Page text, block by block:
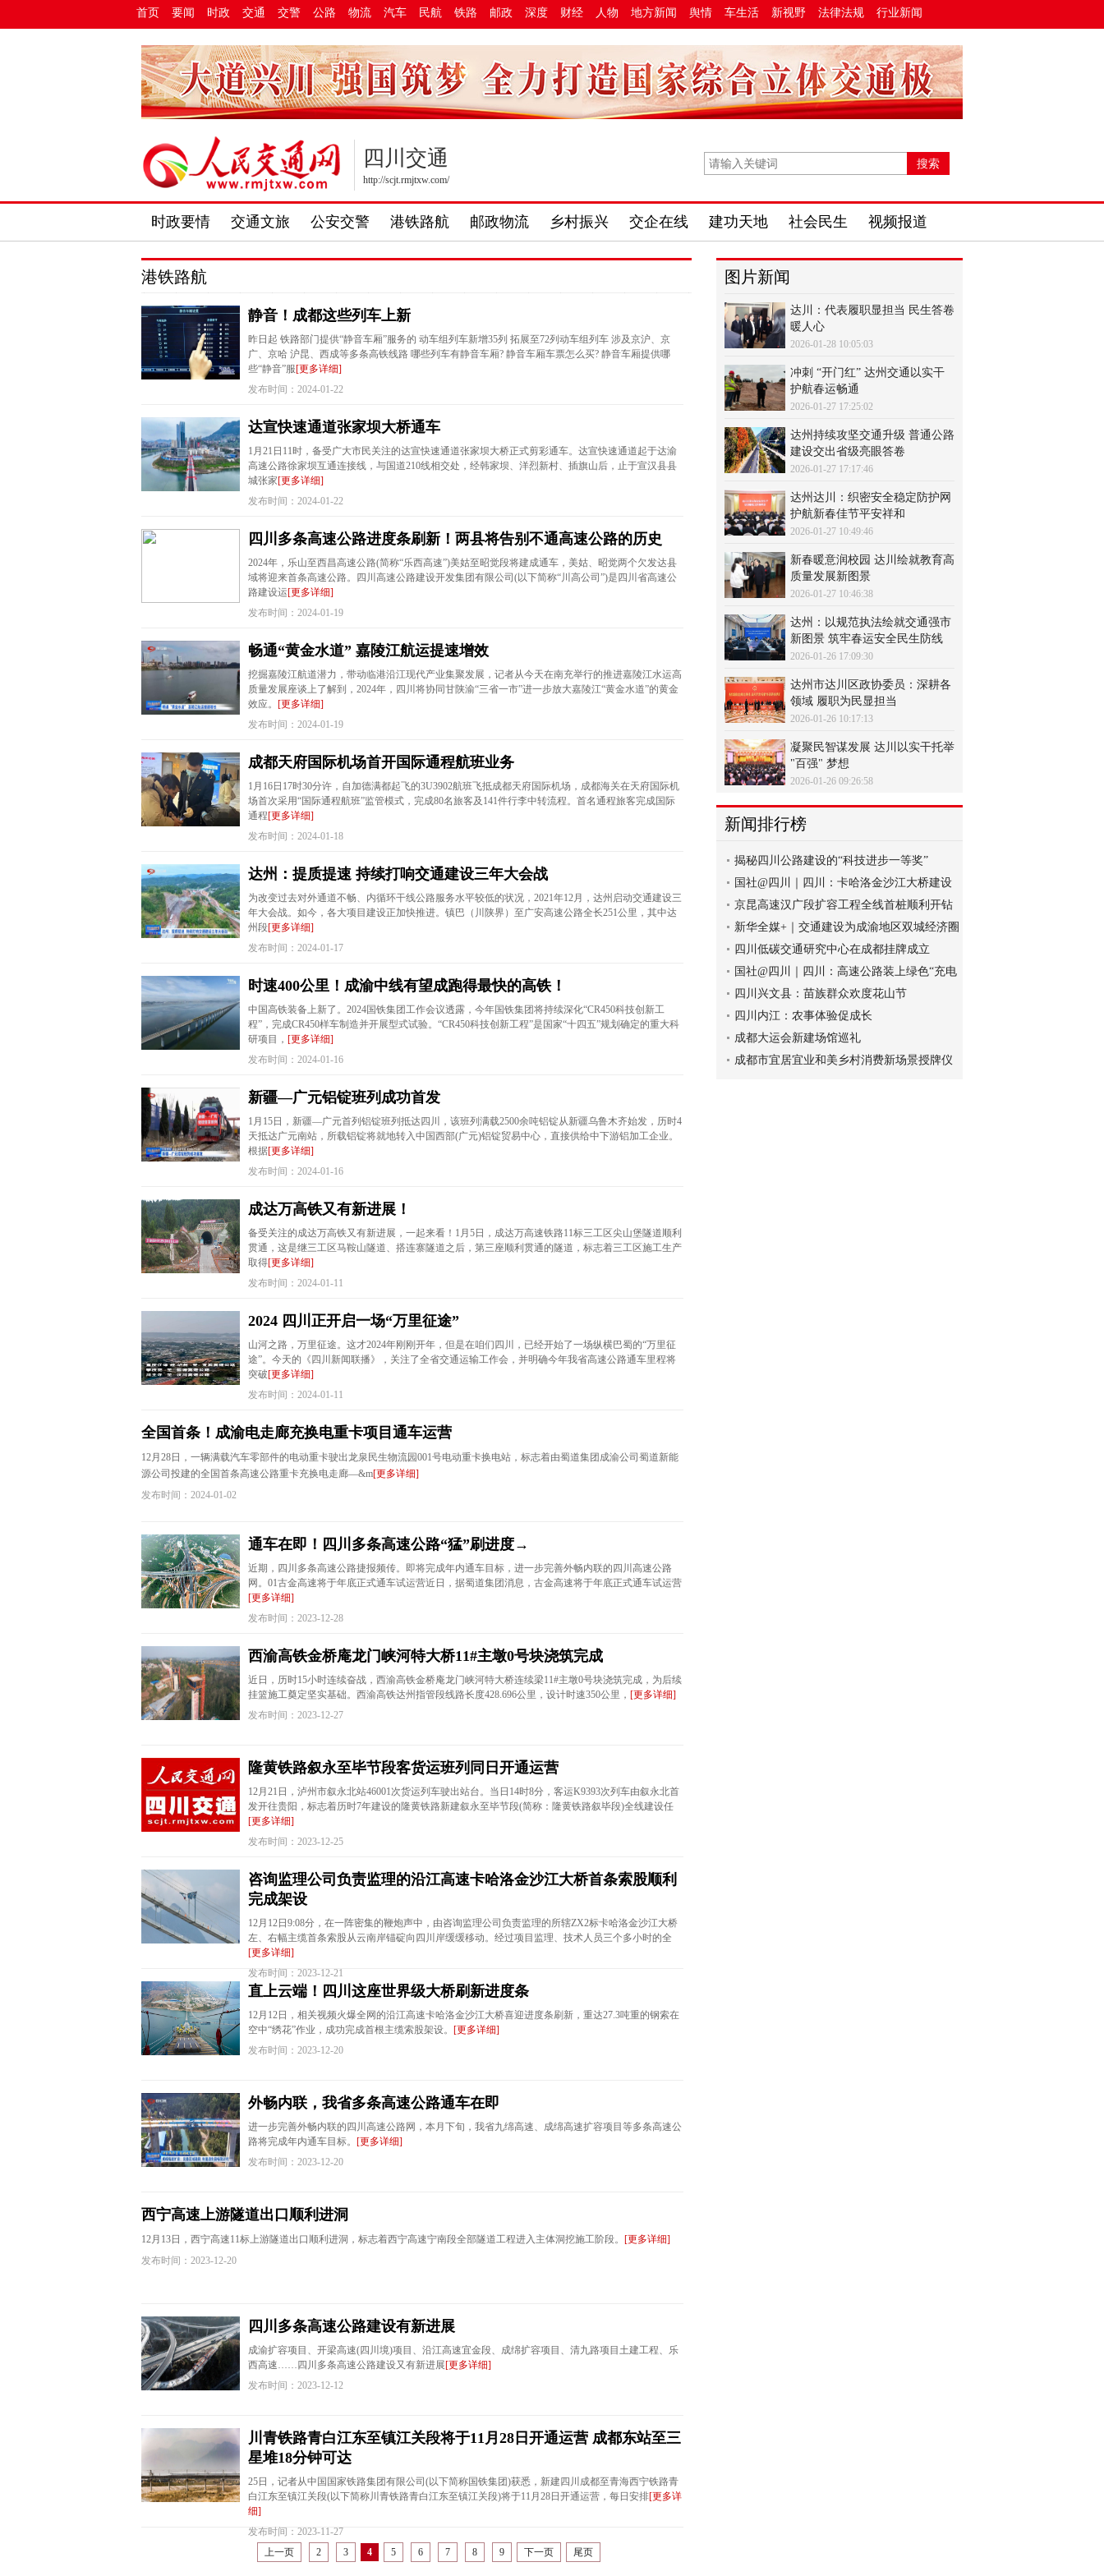
首页 要闻 时政 交通 交警 公路 物流 汽车 民航 铁路 邮政 深度 财经 人物 地方新闻 舆情 车生活 新视野 法律法规 行业新闻
四川交通
http://scjt.rmjtxw.com/
时政要情 交通文旅 公安交警 港铁路航 邮政物流 乡村振兴 交企在线 建功天地 社会民生 视频报道
港铁路航
静音！成都这些列车上新
昨日起 铁路部门提供“静音车厢”服务的 动车组列车新增35列 拓展至72列动车组列车 涉及京沪、京
广、京哈 沪昆、西成等多条高铁线路 哪些列车有静音车厢? 静音车厢车票怎么买? 静音车厢提供哪
些“静音”服[更多详细]
发布时间：2024-01-22
达宣快速通道张家坝大桥通车
1月21日11时，备受广大市民关注的达宣快速通道张家坝大桥正式剪彩通车。达宣快速通道起于达渝
高速公路徐家坝互通连接线，与国道210线相交处，经韩家坝、洋烈新村、插旗山后，止于宣汉县县
城张家[更多详细]
发布时间：2024-01-22
四川多条高速公路进度条刷新！两县将告别不通高速公路的历史
2024年，乐山至西昌高速公路(简称“乐西高速”)美姑至昭觉段将建成通车，美姑、昭觉两个欠发达县
域将迎来首条高速公路。四川高速公路建设开发集团有限公司(以下简称“川高公司”)是四川省高速公
路建设运[更多详细]
发布时间：2024-01-19
畅通“黄金水道” 嘉陵江航运提速增效
挖掘嘉陵江航道潜力，带动临港沿江现代产业集聚发展，记者从今天在南充举行的推进嘉陵江水运高
质量发展座谈上了解到，2024年，四川将协同甘陕渝“三省一市”进一步放大嘉陵江“黄金水道”的黄金
效应。 [更多详细]
发布时间：2024-01-19
成都天府国际机场首开国际通程航班业务
1月16日17时30分许，自加德满都起飞的3U3902航班飞抵成都天府国际机场，成都海关在天府国际机
场首次采用“国际通程航班”监管模式，完成80名旅客及141件行李中转流程。首名通程旅客完成国际
通程[更多详细]
发布时间：2024-01-18
达州：提质提速 持续打响交通建设三年大会战
为改变过去对外通道不畅、内循环干线公路服务水平较低的状况，2021年12月，达州启动交通建设三
年大会战。如今，各大项目建设正加快推进。镇巴（川陕界）至广安高速公路全长251公里，其中达
州段[更多详细]
发布时间：2024-01-17
时速400公里！成渝中线有望成跑得最快的高铁！
中国高铁装备上新了。2024国铁集团工作会议透露，今年国铁集团将持续深化“CR450科技创新工
程”，完成CR450样车制造并开展型式试验。“CR450科技创新工程”是国家“十四五”规划确定的重大科
研项目， [更多详细]
发布时间：2024-01-16
新疆—广元铝锭班列成功首发
1月15日，新疆—广元首列铝锭班列抵达四川，该班列满载2500余吨铝锭从新疆乌鲁木齐始发，历时4
天抵达广元南站，所载铝锭将就地转入中国西部(广元)铝锭贸易中心，直接供给中下游铝加工企业。
根据[更多详细]
发布时间：2024-01-16
成达万高铁又有新进展！
备受关注的成达万高铁又有新进展，一起来看！1月5日，成达万高速铁路11标三工区尖山堡隧道顺利
贯通，这是继三工区马鞍山隧道、搭连寨隧道之后，第三座顺利贯通的隧道，标志着三工区施工生产
取得[更多详细]
发布时间：2024-01-11
2024 四川正开启一场“万里征途”
山河之路，万里征途。这才2024年刚刚开年，但是在咱们四川，已经开始了一场纵横巴蜀的“万里征
途”。今天的《四川新闻联播》，关注了全省交通运输工作会，并明确今年我省高速公路通车里程将
突破[更多详细]
发布时间：2024-01-11
全国首条！成渝电走廊充换电重卡项目通车运营
12月28日，一辆满载汽车零部件的电动重卡驶出龙泉民生物流园001号电动重卡换电站，标志着由蜀道集团成渝公司蜀道新能
源公司投建的全国首条高速公路重卡充换电走廊—&m[更多详细]
发布时间：2024-01-02
通车在即！四川多条高速公路“猛”刷进度→
近期，四川多条高速公路捷报频传。即将完成年内通车目标，进一步完善外畅内联的四川高速公路
网。01古金高速将于年底正式通车试运营近日，据蜀道集团消息，古金高速将于年底正式通车试运营
[更多详细]
发布时间：2023-12-28
西渝高铁金桥庵龙门峡河特大桥11#主墩0号块浇筑完成
近日，历时15小时连续奋战，西渝高铁金桥庵龙门峡河特大桥连续梁11#主墩0号块浇筑完成，为后续
挂篮施工奠定坚实基础。西渝高铁达州指管段线路长度428.696公里，设计时速350公里， [更多详细]
发布时间：2023-12-27
隆黄铁路叙永至毕节段客货运班列同日开通运营
12月21日，泸州市叙永北站46001次货运列车驶出站台。当日14时8分，客运K9393次列车由叙永北首
发开往贵阳，标志着历时7年建设的隆黄铁路新建叙永至毕节段(简称：隆黄铁路叙毕段)全线建设任
[更多详细]
发布时间：2023-12-25
咨询监理公司负责监理的沿江高速卡哈洛金沙江大桥首条索股顺利
完成架设
12月12日9:08分，在一阵密集的鞭炮声中，由咨询监理公司负责监理的所辖ZX2标卡哈洛金沙江大桥
左、右幅主缆首条索股从云南岸锚碇向四川岸缓缓移动。经过项目监理、技术人员三个多小时的全
[更多详细]
发布时间：2023-12-21
直上云端！四川这座世界级大桥刷新进度条
12月12日，相关视频火爆全网的沿江高速卡哈洛金沙江大桥喜迎进度条刷新，重达27.3吨重的钢索在
空中“绣花”作业，成功完成首根主缆索股架设。 [更多详细]
发布时间：2023-12-20
外畅内联，我省多条高速公路通车在即
进一步完善外畅内联的四川高速公路网，本月下旬，我省九绵高速、成绵高速扩容项目等多条高速公
路将完成年内通车目标。 [更多详细]
发布时间：2023-12-20
西宁高速上游隧道出口顺利进洞
12月13日，西宁高速11标上游隧道出口顺利进洞，标志着西宁高速宁南段全部隧道工程进入主体洞挖施工阶段。 [更多详细]
发布时间：2023-12-20
四川多条高速公路建设有新进展
成渝扩容项目、开梁高速(四川境)项目、沿江高速宜金段、成绵扩容项目、清九路项目土建工程、乐
西高速……四川多条高速公路建设又有新进展[更多详细]
发布时间：2023-12-12
川青铁路青白江东至镇江关段将于11月28日开通运营 成都东站至三
星堆18分钟可达
25日，记者从中国国家铁路集团有限公司(以下简称国铁集团)获悉，新建四川成都至青海西宁铁路青
白江东至镇江关段(以下简称川青铁路青白江东至镇江关段)将于11月28日开通运营，每日安排[更多详
细]
发布时间：2023-11-27
上一页
2 3 4 5 6 7 8 9 下一页 尾页
图片新闻
达川：代表履职显担当 民生答卷
暖人心
2026-01-28 10:05:03
冲刺 “开门红” 达州交通以实干
护航春运畅通
2026-01-27 17:25:02
达州持续攻坚交通升级 普通公路
建设交出省级亮眼答卷
2026-01-27 17:17:46
达州达川：织密安全稳定防护网
护航新春佳节平安祥和
2026-01-27 10:49:46
新春暖意润校园 达川绘就教育高
质量发展新图景
2026-01-27 10:46:38
达州：以规范执法绘就交通强市
新图景 筑牢春运安全民生防线
2026-01-26 17:09:30
达州市达川区政协委员：深耕各
领域 履职为民显担当
2026-01-26 10:17:13
凝聚民智谋发展 达川以实干托举
"百强" 梦想
2026-01-26 09:26:58
新闻排行榜
揭秘四川公路建设的“科技进步一等奖”
国社@四川｜四川：卡哈洛金沙江大桥建设
有序推进
京昆高速汉广段扩容工程全线首桩顺利开钻
新华全媒+｜交通建设为成渝地区双城经济圈
发展“
四川低碳交通研究中心在成都挂牌成立
国社@四川｜四川：高速公路装上绿色“充电
宝”
四川兴文县：苗族群众欢度花山节
四川内江：农事体验促成长
成都大运会新建场馆巡礼
成都市宜居宜业和美乡村消费新场景授牌仪